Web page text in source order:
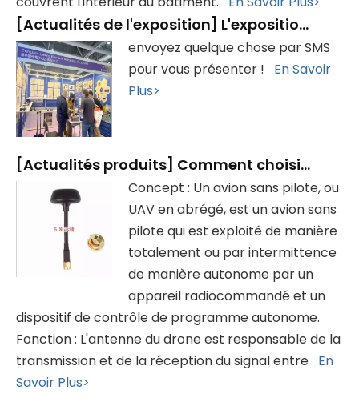
[Actualités de l'exposition] L'exposition s'est terminée avec succès, merci de votre visite !
envoyez quelque chose par SMS
pour vous présenter ! En Savoir
Plus>
[Actualités produits] Comment choisir une antenne de drone
Concept : Un avion sans pilote, ou
UAV en abrégé, est un avion sans
pilote qui est exploité de manière
totalement ou par intermittence
de manière autonome par un
appareil radiocommandé et un
dispositif de contrôle de programme autonome.
Fonction : L'antenne du drone est responsable de la
transmission et de la réception du signal entre En
Savoir Plus>